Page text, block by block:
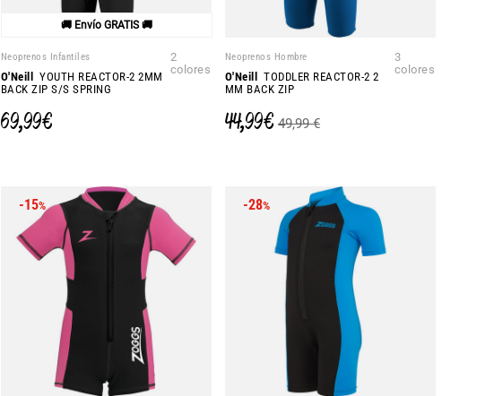
🚚 Envío GRATIS 🚚
Neoprenos Infantiles
O'Neill
YOUTH REACTOR-2 2MM
BACK ZIP S/S SPRING
2
colores
69,99 €
Neoprenos Hombre
O'Neill
TODDLER REACTOR-2 2
MM BACK ZIP
3
colores
44,99 € 49,99 €
-15% -28%